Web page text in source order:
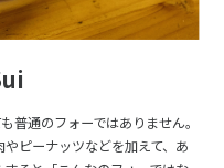
普通のフォーではありません。
ピーナッツなどを加えて、あ